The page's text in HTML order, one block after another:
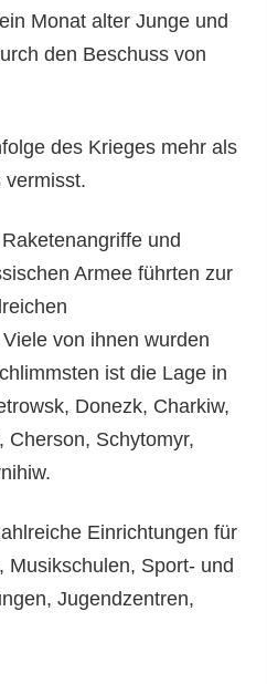
Monat alter Junge und
den Beschuss von
des Krieges mehr als
vermisst.
und
Armee führten zur
von ihnen wurden
ist die Lage in
Donezk, Charkiw,
Cherson, Schytomyr,
Einrichtungen für
Musikschulen, Sport- und
Jugendzentren,